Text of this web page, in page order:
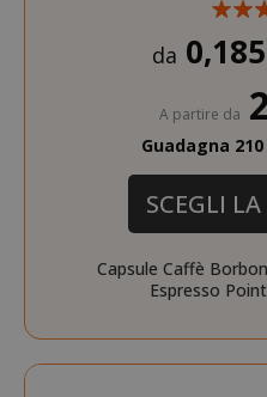
da
A partire da
Guadagna
SCEGLI
Capsule Caffè
Espresso